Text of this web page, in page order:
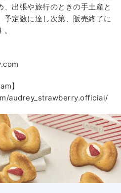
、出張や旅行のときの手土産と
予定数に達し次第、販売終了に
】
audrey_strawberry.official/